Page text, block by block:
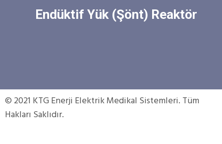
Endüktif Yük (Şönt) Reaktör
© 2021 KTG Enerji Elektrik Medikal Sistemleri. Tüm
Hakları Saklıdır.